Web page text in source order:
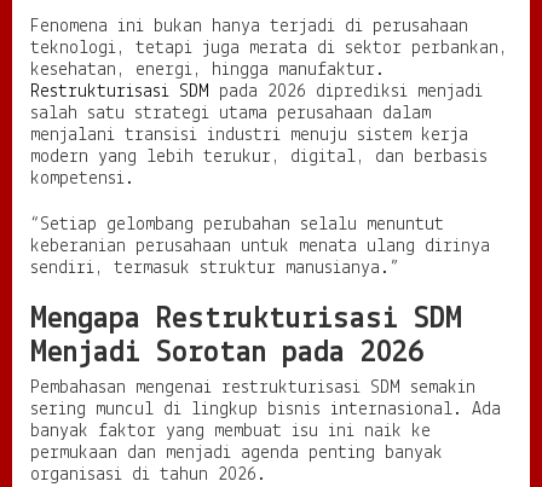
k
a
a
u
D
i
a
K
r
Fenomena ini bukan hanya terjadi di perusahaan
teknologi, tetapi juga merata di sektor perbankan,
kesehatan, energi, hingga manufaktur.
Restrukturisasi SDM pada 2026 diprediksi menjadi
salah satu strategi utama perusahaan dalam
menjalani transisi industri menuju sistem kerja
modern yang lebih terukur, digital, dan berbasis
kompetensi.
“Setiap gelombang perubahan selalu menuntut
keberanian perusahaan untuk menata ulang dirinya
sendiri, termasuk struktur manusianya.”
Mengapa Restrukturisasi SDM
Menjadi Sorotan pada 2026
Pembahasan mengenai restrukturisasi SDM semakin
sering muncul di lingkup bisnis internasional. Ada
banyak faktor yang membuat isu ini naik ke
permukaan dan menjadi agenda penting banyak
organisasi di tahun 2026.